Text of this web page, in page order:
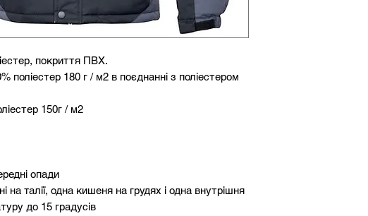
покриття ПВХ.
поліестер 180 г / м2 в поєднанні з поліестером
150г / м2
опади
на талії, одна кишеня на грудях і одна внутрішня
до 15 градусів